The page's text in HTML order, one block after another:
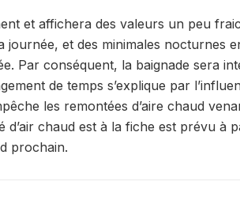
et affichera des valeurs un peu
et des minimales nocturnes
Par conséquent, la baignade sera
de temps s’explique par
les remontées d’aire chaud
chaud est à la fiche est prévu à
prochain.